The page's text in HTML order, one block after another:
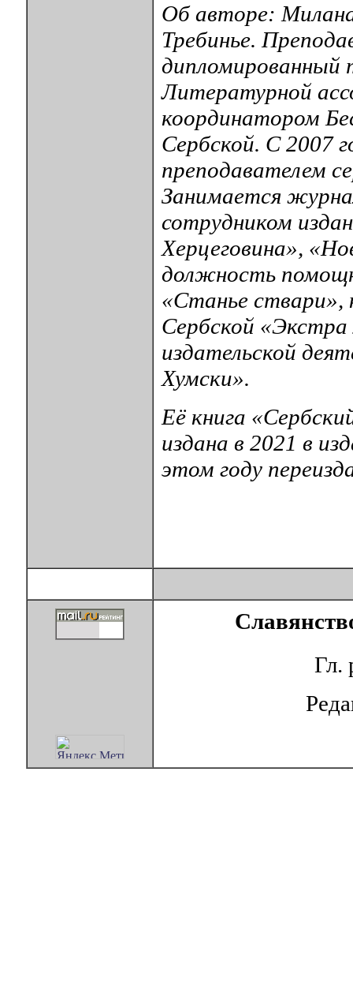
Об авторе:
Требинье.
дипломированный
Литературной
координатором
Сербской. С 2007
преподавателем
Занимается
сотрудником
Херцеговина»,
должность
«Станье ствари»,
Сербской «Экстра
издательской
Хумски».
Её книга
издана в 2021 в
этом году
Гл.